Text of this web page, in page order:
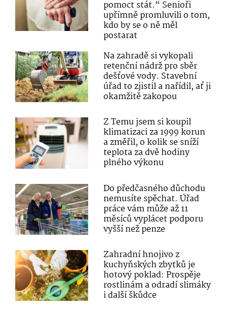
pomoct stát.“ Senioři
upřímně promluvili o tom,
kdo by se o ně měl
postarat
Na zahradě si vykopali
retenční nádrž pro sběr
dešťové vody. Stavební
úřad to zjistil a nařídil, ať ji
okamžitě zakopou
Z Temu jsem si koupil
klimatizaci za 1999 korun
a změřil, o kolik se sníží
teplota za dvě hodiny
plného výkonu
Do předčasného důchodu
nemusíte spěchat. Úřad
práce vám může až 11
měsíců vyplácet podporu
vyšší než penze
Zahradní hnojivo z
kuchyňských zbytků je
hotový poklad: Prospěje
rostlinám a odradí slimáky
i další škůdce